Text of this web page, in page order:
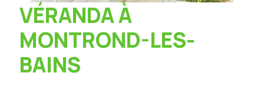
VÉRANDA À
MONTROND-LES-
BAINS